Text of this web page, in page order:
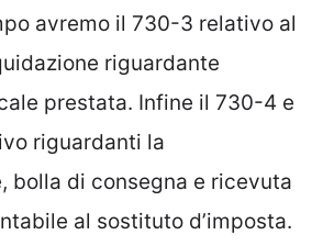
avremo il 730-3 relativo al
riguardante
prestata. Infine il 730-4 e
riguardanti la
bolla di consegna e ricevuta
al sostituto d’imposta.